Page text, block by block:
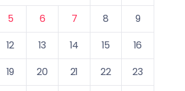
5 6 7 8
9
12 13 14 15
16
19 20 21 22 23